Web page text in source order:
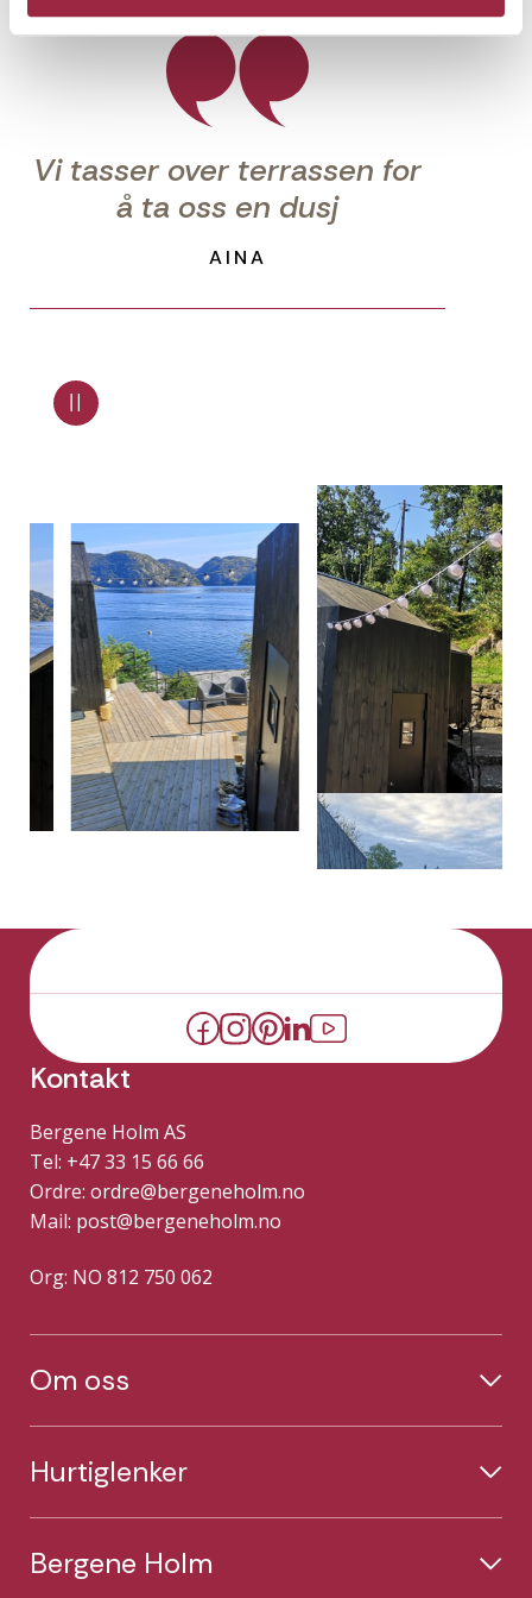
Vi tasser over terrassen for
å ta oss en dusj
AINA
Kontakt
Bergene Holm AS
Tel: +47 33 15 66 66
Ordre: ordre@bergeneholm.no
Mail: post@bergeneholm.no
Org: NO 812 750 062
Om oss
Hurtiglenker
Bergene Holm